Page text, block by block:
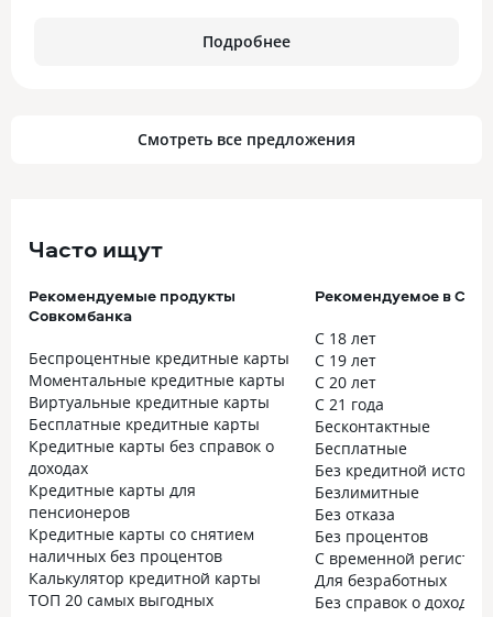
Подробнее
Смотреть все предложения
Часто ищут
Рекомендуемые продукты
Совкомбанка
Беспроцентные кредитные карты
Моментальные кредитные карты
Виртуальные кредитные карты
Бесплатные кредитные карты
Кредитные карты без справок о
доходах
Кредитные карты для
пенсионеров
Кредитные карты со снятием
наличных без процентов
Калькулятор кредитной карты
ТОП 20 самых выгодных
Рекомендуемое в
С 18 лет
С 19 лет
С 20 лет
С 21 года
Бесконтактные
Бесплатные
Без кредитной
Безлимитные
Без отказа
Без процентов
С временной
Для безработных
Без справок о доходах